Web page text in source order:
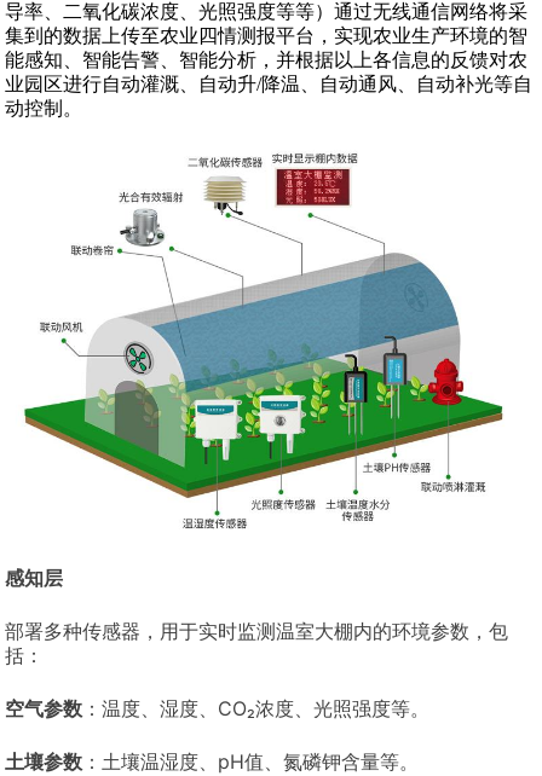
导率、二氧化碳浓度、光照强度等等）通过无线通信网络将采
集到的数据上传至农业四情测报平台，实现农业生产环境的智
能感知、智能告警、智能分析，并根据以上各信息的反馈对农
业园区进行自动灌溉、自动升/降温、自动通风、自动补光等自
动控制。
感知层
部署多种传感器，用于实时监测温室大棚内的环境参数，包
括：
空气参数 ：温度、湿度、CO₂浓度、光照强度等。
土壤参数 ：土壤温湿度、pH值、氮磷钾含量等。